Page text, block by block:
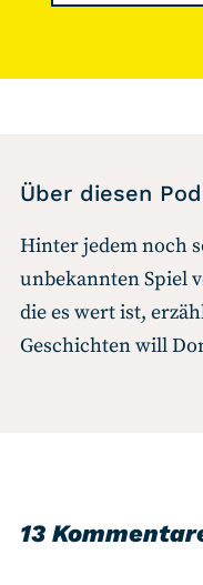
Über diesen
Hinter jedem noch
unbekannten Spiel
die es wert ist,
Geschichten will
13